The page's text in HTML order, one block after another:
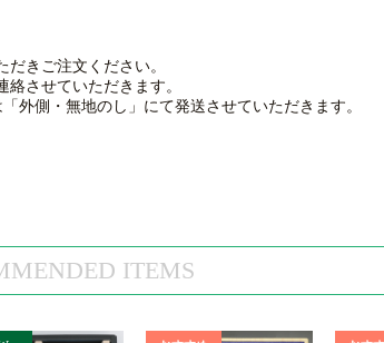
きご注文ください。
させていただきます。
外側・無地のし」にて発送させていただきます。
ITEMS